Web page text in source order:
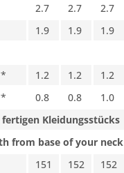
2.7 2.7 2.7
1.9 1.9 1.9
1.2 1.2 1.2
0.8 0.8 1.0
fertigen Kleidungsstücks
from base of your neck
151 152 152